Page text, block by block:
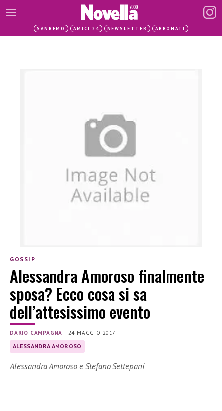
SANREMO AMICI 24 NEWSLETTER ABBONATI
GOSSIP
Alessandra Amoroso finalmente
sposa? Ecco cosa si sa
dell’attesissimo evento
DARIO CAMPAGNA | 24 MAGGIO 2017
ALESSANDRA AMOROSO
Alessandra Amoroso e Stefano Settepani